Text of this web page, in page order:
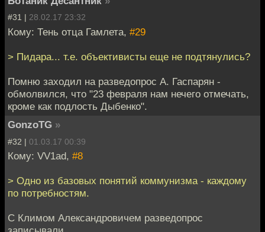
#31 | 28.02.17 23:32
Кому: Тень отца Гамлета, #29
> Пидара... т.е. объективисты еще не подтянулись?
Помню заходил на разведопрос А. Гаспарян -
обмолвился, что "23 февраля нам нечего отмечать,
кроме как подлость Дыбенко".
GonzoTG »
#32 | 01.03.17 00:39
Кому: VV1ad, #8
> Одно из базовых понятий коммунизма - каждому
по потребностям.
С Климом Александровичем разведопрос